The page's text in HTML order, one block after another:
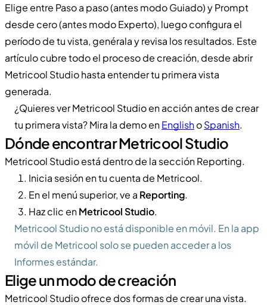
Elige entre Paso a paso (antes modo Guiado) y Prompt
desde cero (antes modo Experto), luego configura el
período de tu vista, genérala y revisa los resultados. Este
artículo cubre todo el proceso de creación, desde abrir
Metricool Studio hasta entender tu primera vista
generada.
¿Quieres ver Metricool Studio en acción antes de crear
tu primera vista? Mira la demo enEnglishoSpanish.
Dónde encontrar Metricool Studio
Metricool Studio está dentro de la sección Reporting.
Inicia sesión en tu cuenta de Metricool.
En el menú superior, ve a Reporting.
Haz clic enMetricool Studio.
Metricool Studio no está disponible en móvil. En la app
móvil de Metricool solo se pueden acceder a los
Informes estándar.
Elige un modo de creación
Metricool Studio ofrece dos formas de crear una vista.